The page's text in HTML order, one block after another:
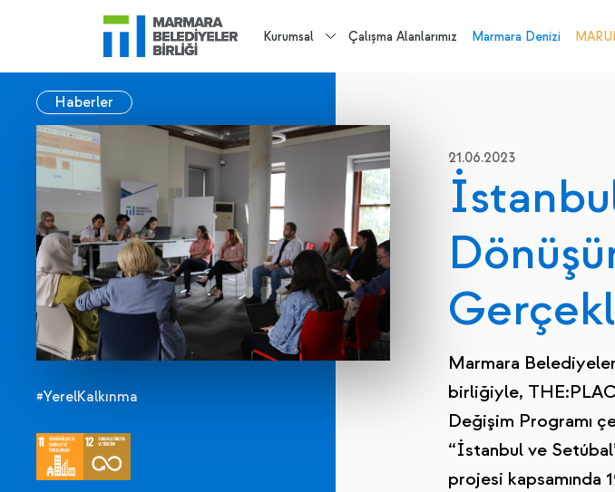
Kurumsal Çalışma Alanlarımız Marmara Denizi
Haberler
#YerelKalkınma
21.06.2023
Marmara
birliğiyle,
Değişim Programı
“İstanbul ve
projesi kapsamında